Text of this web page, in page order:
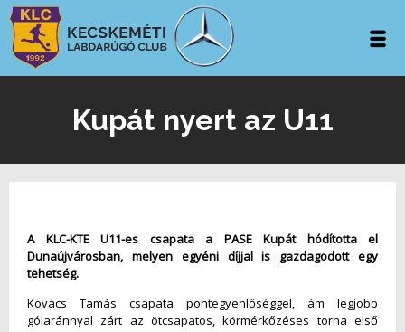
Kupát nyert az U11
A KLC-KTE U11-es csapata a PASE Kupát hódította el
Dunaújvárosban, melyen egyéni díjjal is gazdagodott egy
tehetség.
Kovács Tamás csapata pontegyenlőséggel, ám legjobb
gólaránnyal zárt az ötcsapatos, körmérkőzéses torna első